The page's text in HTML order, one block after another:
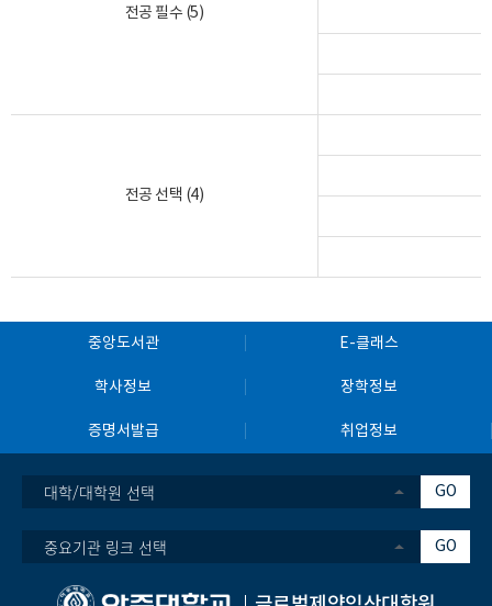
전공 필수 (5)
전공 선택 (4)
중앙도서관 E-클래스
학사정보 장학정보
증명서발급 취업정보
대학/대학원 선택 GO
중요기관 링크 선택 GO